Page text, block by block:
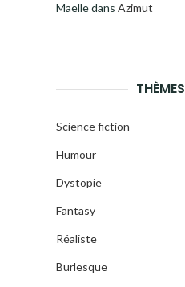
Maelledans Azimut
THÈMES
Science fiction
Humour
Dystopie
Fantasy
Réaliste
Burlesque